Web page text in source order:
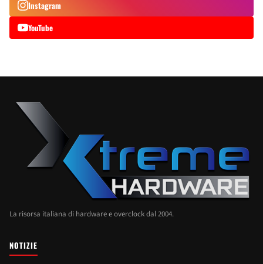
Instagram
YouTube
La risorsa italiana di hardware e overclock dal 2004.
NOTIZIE